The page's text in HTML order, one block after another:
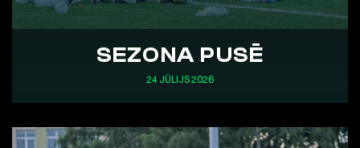
SEZONA PUSĒ
24 JŪLIJS 2026